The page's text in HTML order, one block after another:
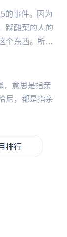
的事件。因为
踩酸菜的人的
个东西。所以
，意思是指亲
尼，都是指亲
排行